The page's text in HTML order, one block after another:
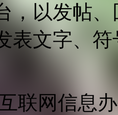
，以发帖
表文字、
联网信息